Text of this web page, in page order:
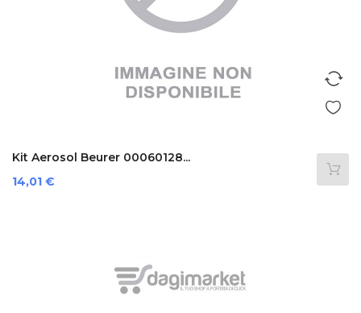
Kit Aerosol Beurer 00060128...
Prezzo
14,01 €